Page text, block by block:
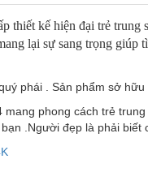
thiết kế hiện đại trẻ
lại sự sang trọng
phái . Sản phẩm sở
mang phong cách trẻ
.Người đẹp là phải biết